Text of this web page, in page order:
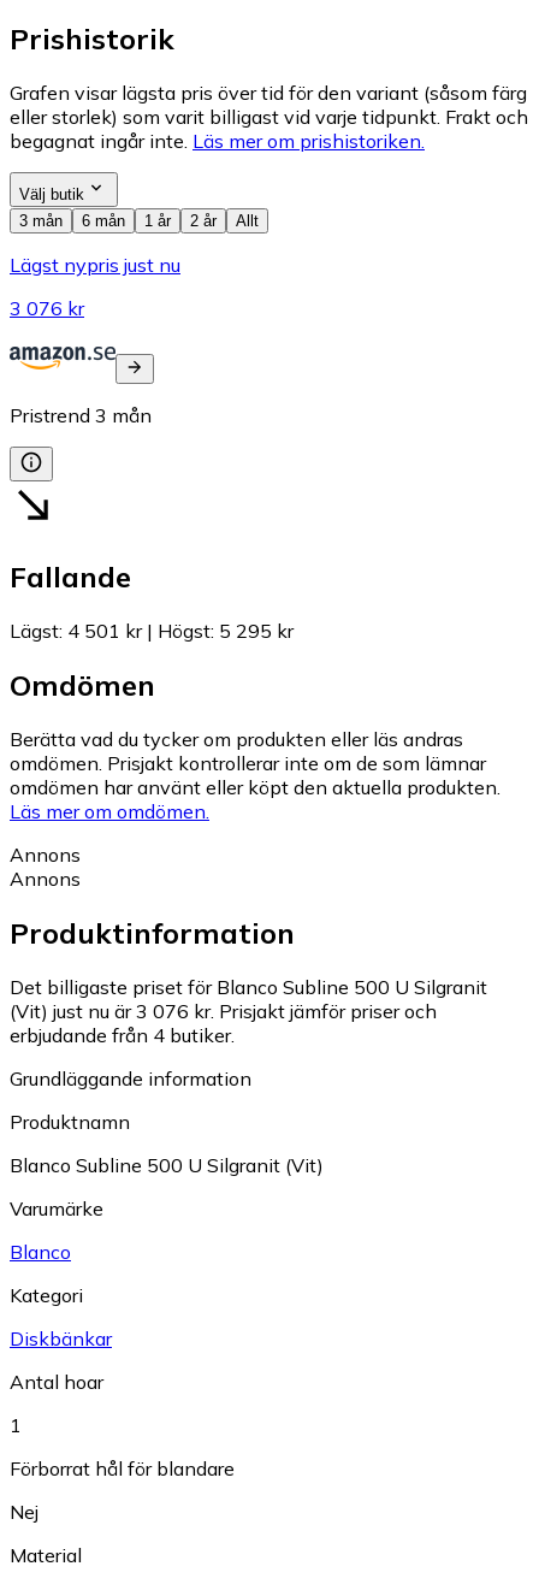
Prishistorik
Grafen visar lägsta pris över tid för den variant (såsom färg
eller storlek) som varit billigast vid varje tidpunkt. Frakt och
begagnat ingår inte. Läs mer om prishistoriken.
Välj butik
3 mån
6 mån 1 år 2 år Allt
Lägst nypris just nu
3 076 kr
Pristrend 3 mån
Fallande
Lägst: 4 501 kr| Högst: 5 295 kr
Omdömen
Berätta vad du tycker om produkten eller läs andras
omdömen. Prisjakt kontrollerar inte om de som lämnar
omdömen har använt eller köpt den aktuella produkten.
Läs mer om omdömen.
Annons
Annons
Produktinformation
Det billigaste priset för Blanco Subline 500 U Silgranit
(Vit) just nu är 3 076 kr. Prisjakt jämför priser och
erbjudande från 4 butiker.
Grundläggande information
Produktnamn
Blanco Subline 500 U Silgranit (Vit)
Varumärke
Blanco
Kategori
Diskbänkar
Antal hoar
1
Förborrat hål för blandare
Nej
Material